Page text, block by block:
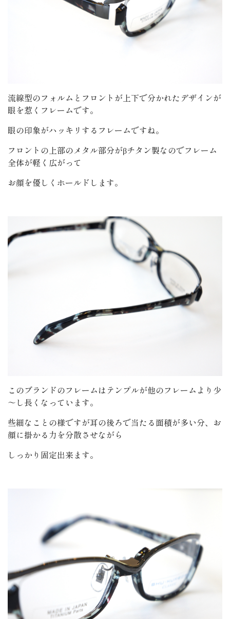
流線型のフォルムとフロントが上下で分かれたデザインが
眼を惹くフレームです。
眼の印象がハッキリするフレームですね。
フロントの上部のメタル部分がβチタン製なのでフレーム
全体が軽く広がって
お顔を優しくホールドします。
このブランドのフレームはテンプルが他のフレームより少
～し長くなっています。
些細なことの様ですが耳の後ろで当たる面積が多い分、お
顔に掛かる力を分散させながら
しっかり固定出来ます。